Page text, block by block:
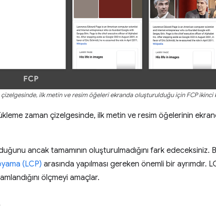
çizelgesinde, ilk metin ve resim öğeleri ekranda oluşturulduğu için FCP ikinci
zaman çizelgesinde, ilk metin ve resim öğelerinin
ancak tamamının oluşturulmadığını fark edeceksiniz.
(LCP) arasında yapılması gereken önemli bir ayrımdır.
ölçmeyi amaçlar.